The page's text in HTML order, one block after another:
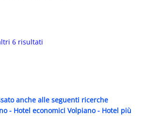
6 risultati
anche alle seguenti ricerche
- Hotel economici Volpiano- Hotel più